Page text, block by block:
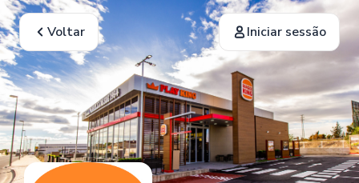
Voltar Iniciar sessão